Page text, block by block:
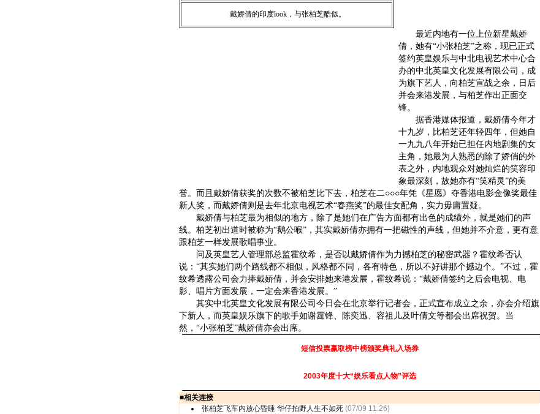
戴娇倩的印度look，与张柏芝酷似。
最近内地有一位上位新星戴娇
倩，她有“小张柏芝”之称，现已正式
签约英皇娱乐与中北电视艺术中心合
办的中北英皇文化发展有限公司，成
为旗下艺人，向柏芝宣战之余，日后
并会来港发展，与柏芝作出正面交
锋。
据香港媒体报道，戴娇倩今年才
十九岁，比柏芝还年轻四年，但她自
一九九八年开始已担任内地剧集的女
主角，她最为人熟悉的除了娇俏的外
表之外，内地观众对她灿烂的笑容印
象最深刻，故她亦有“笑精灵”的美
誉。而且戴娇倩获奖的次数不被柏芝比下去，柏芝在二○○○年凭《星愿》夺香港电影金像奖最佳
新人奖，而戴娇倩则是去年北京电视艺术“春燕奖”的最佳女配角，实力毋庸置疑。
戴娇倩与柏芝最为相似的地方，除了是她们在广告方面都有出色的成绩外，就是她们的声
线。柏芝初出道时被称为“鹅公喉”，其实戴娇倩亦拥有一把磁性的声线，但她并不介意，更有意
跟柏芝一样发展歌唱事业。
问及英皇艺人管理部总监霍纹希，是否以戴娇倩作为力撼柏芝的秘密武器？霍纹希否认
说：“其实她们两个路线都不相似，风格都不同，各有特色，所以不好讲那个撼边个。”不过，霍
纹希透露公司会力捧戴娇倩，并会安排她来港发展，霍纹希说：“戴娇倩签约之后会电视、电
影、唱片方面发展，一定会来香港发展。”
其实中北英皇文化发展有限公司今日会在北京举行记者会，正式宣布成立之余，亦会介绍旗
下新人，而英皇娱乐旗下的歌手如谢霆锋、陈奕迅、容祖儿及叶倩文等都会出席祝贺。当
然，“小张柏芝”戴娇倩亦会出席。
短信投票赢取榜中榜颁奖典礼入场券
2003年度十大“娱乐看点人物”评选
■相关连接
张柏芝飞车内放心昏睡 华仔拍野人生不如死 (07/09 11:26)